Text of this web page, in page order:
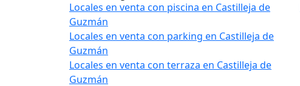
Locales en venta con piscina en Castilleja de
Guzmán
Locales en venta con parking en Castilleja de
Guzmán
Locales en venta con terraza en Castilleja de
Guzmán